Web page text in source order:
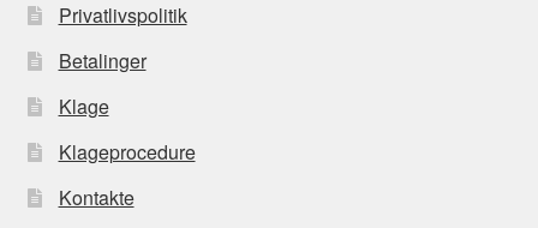
Privatlivspolitik
Betalinger
Klage
Klageprocedure
Kontakte